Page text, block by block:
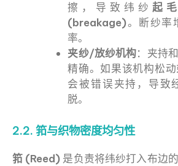
擦，导致纬纱 起
(breakage)。断纱率
率。
夹纱/放纱机构：夹持
精确。如果该机构松
会被错误夹持，导致
脱。
2.2. 筘与织物密度均匀性
筘 (Reed) 是负责将纬纱打入布边